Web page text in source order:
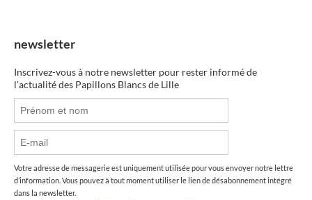
newsletter
Inscrivez-vous à notre newsletter pour rester informé de
l’actualité des Papillons Blancs de Lille
Votre adresse de messagerie est uniquement utilisée pour vous envoyer notre lettre
d’information. Vous pouvez à tout moment utiliser le lien de désabonnement intégré
dans la newsletter.